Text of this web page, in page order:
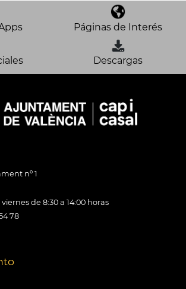
Páginas de Interés
Descargas
nº 1
de 8:30 a 14:00 horas
78